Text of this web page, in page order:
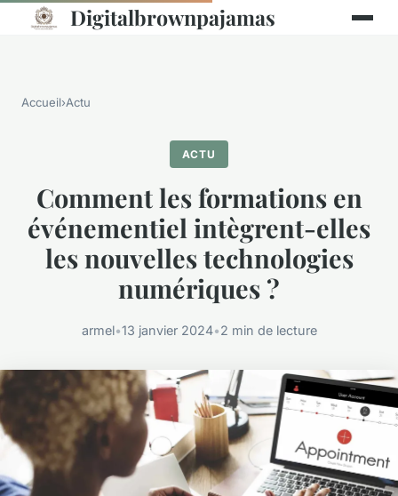
Digitalbrownpajamas
Accueil›Actu
ACTU
Comment les formations en
événementiel intègrent-elles
les nouvelles technologies
numériques ?
armel•13 janvier 2024•2 min de lecture